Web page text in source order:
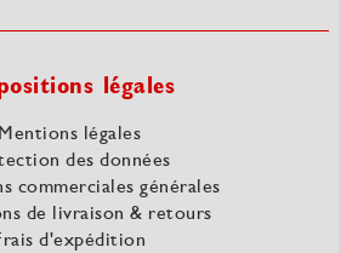
légales
Mentions légales
des données
commerciales générales
de livraison & retours
d'expédition